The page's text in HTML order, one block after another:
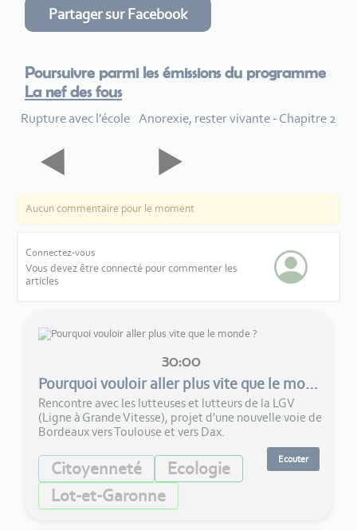
Partager sur Facebook
Poursuivre parmi les émissions du programme
La nef des fous
Rupture avec l'école Anorexie, rester vivante - Chapitre 2
Aucun commentaire pour le moment
Connectez-vous
Vous devez être connecté pour commenter les
articles
30:00
Pourquoi vouloir aller plus vite que le monde ?
Rencontre avec les lutteuses et lutteurs de la LGV
(Ligne à Grande Vitesse), projet d'une nouvelle voie de
Bordeaux vers Toulouse et vers Dax.
Citoyenneté
Ecologie
Lot-et-Garonne
Ecouter